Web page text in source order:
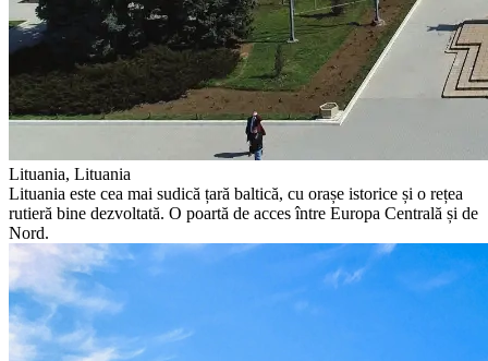
Lituania, Lituania
Lituania este cea mai sudică țară baltică, cu orașe istorice și o rețea
rutieră bine dezvoltată. O poartă de acces între Europa Centrală și de
Nord.